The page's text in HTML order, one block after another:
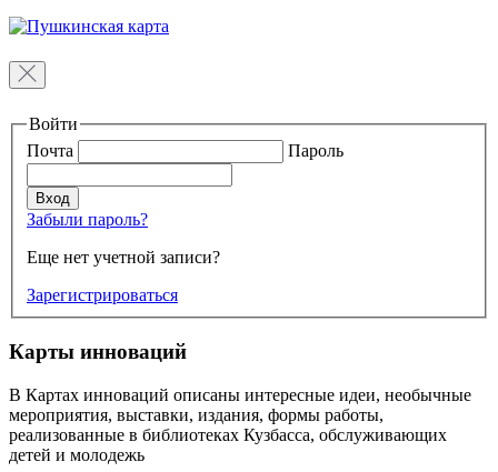
Войти
Почта
Пароль
Забыли пароль?
Еще нет учетной записи?
Зарегистрироваться
Карты инноваций
В Картах инноваций описаны интересные идеи, необычные
мероприятия, выставки, издания, формы работы,
реализованные в библиотеках Кузбасса, обслуживающих
детей и молодежь